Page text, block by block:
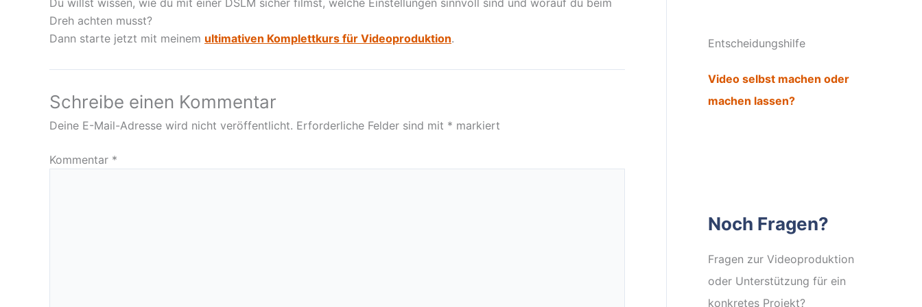
Dreh achten musst?
Dann starte jetzt mit meinem ultimativen Komplettkurs für Videoproduktion.
Schreibe einen Kommentar
Deine E-Mail-Adresse wird nicht veröffentlicht. Erforderliche Felder sind mit * markiert
Kommentar *
Entscheidungshilfe
Video selbst machen oder
machen lassen?
Noch Fragen?
Fragen zur Videoproduktion
oder Unterstützung für ein
konkretes Projekt?